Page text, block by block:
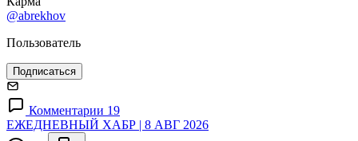
@abrekhov
Пользователь
Подписаться
Комментарии 19
ЕЖЕДНЕВНЫЙ ХАБР | 8 АВГ 2026